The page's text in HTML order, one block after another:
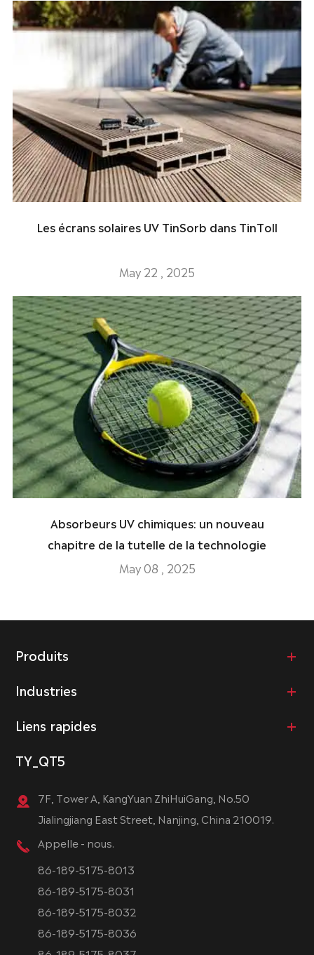
Les écrans solaires UV TinSorb dans TinToll
May 22 , 2025
Absorbeurs UV chimiques: un nouveau
chapitre de la tutelle de la technologie
May 08 , 2025
Produits
Industries
Liens rapides
TY_QT5
7F, Tower A, KangYuan ZhiHuiGang, No.50
Jialingjiang East Street, Nanjing, China 210019.
Appelle - nous.
86-189-5175-8013
86-189-5175-8031
86-189-5175-8032
86-189-5175-8036